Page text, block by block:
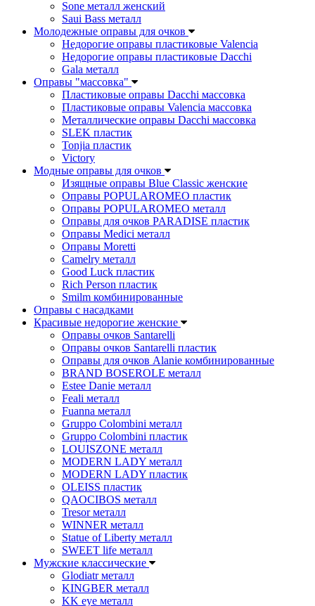
Sone металл женский
Saui Bass металл
Молодежные оправы для очков
Недорогие оправы пластиковые Valencia
Недорогие оправы пластиковые Dacchi
Gala металл
Оправы "массовка"
Пластиковые оправы Dacchi массовка
Пластиковые оправы Valencia массовка
Металлические оправы Dacchi массовка
SLEK пластик
Tonjia пластик
Victory
Модные оправы для очков
Изящные оправы Blue Classic женские
Оправы POPULAROMEO пластик
Оправы POPULAROMEO металл
Оправы для очков PARADISE пластик
Оправы Medici металл
Оправы Moretti
Camelry металл
Good Luck пластик
Rich Person пластик
Smilm комбинированные
Оправы с насадками
Красивые недорогие женские
Оправы очков Santarelli
Оправы очков Santarelli пластик
Оправы для очков Alanie комбинированные
BRAND BOSEROLE металл
Estee Danie металл
Feali металл
Fuanna металл
Gruppo Colombini металл
Gruppo Colombini пластик
LOUISZONE металл
MODERN LADY металл
MODERN LADY пластик
OLEISS пластик
QAOCIBOS металл
Tresor металл
WINNER металл
Statue of Liberty металл
SWEET life металл
Мужские классические
Glodiatr металл
KINGBER металл
KK eye металл